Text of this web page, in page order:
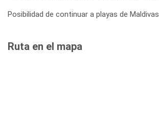
Posibilidad de continuar a playas de Maldivas.
Ruta en el mapa